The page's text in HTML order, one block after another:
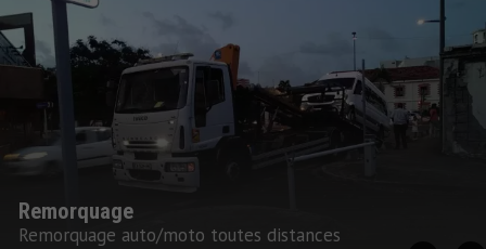
Remorquage
Remorquage auto/moto toutes distances